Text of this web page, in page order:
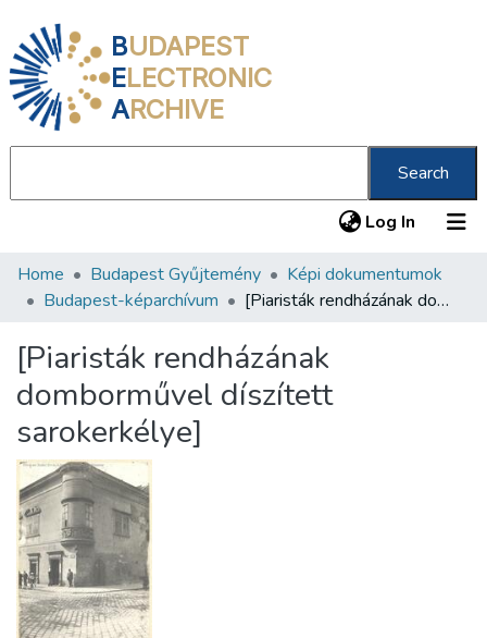
BUDAPEST
ELECTRONIC
ARCHIVE
Search
Log In (current)
Communities & Collections
Statistics
About us
Home Budapest Gyűjtemény
Képi dokumentumok
Budapest-képarchívum
[Piaristák rendházának domborművel díszített sarokerkélye]
[Piaristák rendházának
domborművel díszített
sarokerkélye]